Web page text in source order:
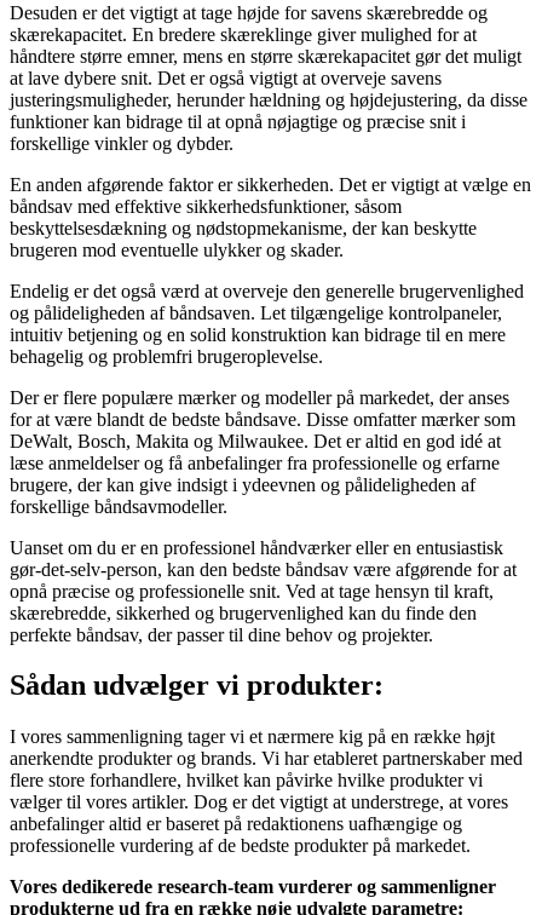
Desuden er det vigtigt at tage højde for savens skærebredde og
skærekapacitet. En bredere skæreklinge giver mulighed for at
håndtere større emner, mens en større skærekapacitet gør det muligt
at lave dybere snit. Det er også vigtigt at overveje savens
justeringsmuligheder, herunder hældning og højdejustering, da disse
funktioner kan bidrage til at opnå nøjagtige og præcise snit i
forskellige vinkler og dybder.
En anden afgørende faktor er sikkerheden. Det er vigtigt at vælge en
båndsav med effektive sikkerhedsfunktioner, såsom
beskyttelsesdækning og nødstopmekanisme, der kan beskytte
brugeren mod eventuelle ulykker og skader.
Endelig er det også værd at overveje den generelle brugervenlighed
og pålideligheden af båndsaven. Let tilgængelige kontrolpaneler,
intuitiv betjening og en solid konstruktion kan bidrage til en mere
behagelig og problemfri brugeroplevelse.
Der er flere populære mærker og modeller på markedet, der anses
for at være blandt de bedste båndsave. Disse omfatter mærker som
DeWalt, Bosch, Makita og Milwaukee. Det er altid en god idé at
læse anmeldelser og få anbefalinger fra professionelle og erfarne
brugere, der kan give indsigt i ydeevnen og pålideligheden af
forskellige båndsavmodeller.
Uanset om du er en professionel håndværker eller en entusiastisk
gør-det-selv-person, kan den bedste båndsav være afgørende for at
opnå præcise og professionelle snit. Ved at tage hensyn til kraft,
skærebredde, sikkerhed og brugervenlighed kan du finde den
perfekte båndsav, der passer til dine behov og projekter.
Sådan udvælger vi produkter:
I vores sammenligning tager vi et nærmere kig på en række højt
anerkendte produkter og brands. Vi har etableret partnerskaber med
flere store forhandlere, hvilket kan påvirke hvilke produkter vi
vælger til vores artikler. Dog er det vigtigt at understrege, at vores
anbefalinger altid er baseret på redaktionens uafhængige og
professionelle vurdering af de bedste produkter på markedet.
Vores dedikerede research-team vurderer og sammenligner
produkterne ud fra en række nøje udvalgte parametre: